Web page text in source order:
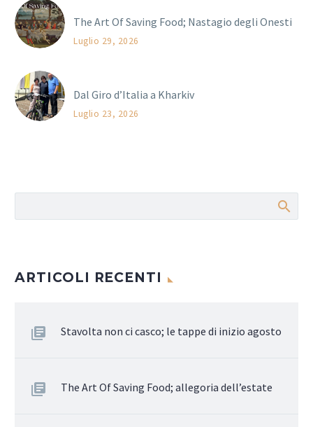
The Art Of Saving Food; Nastagio degli Onesti
Luglio 29, 2026
Dal Giro d’Italia a Kharkiv
Luglio 23, 2026
ARTICOLI RECENTI
Stavolta non ci casco; le tappe di inizio agosto
The Art Of Saving Food; allegoria dell’estate